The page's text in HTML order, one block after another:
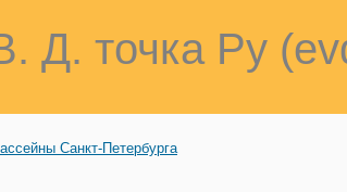
Д. точка Ру
Санкт-Петербурга